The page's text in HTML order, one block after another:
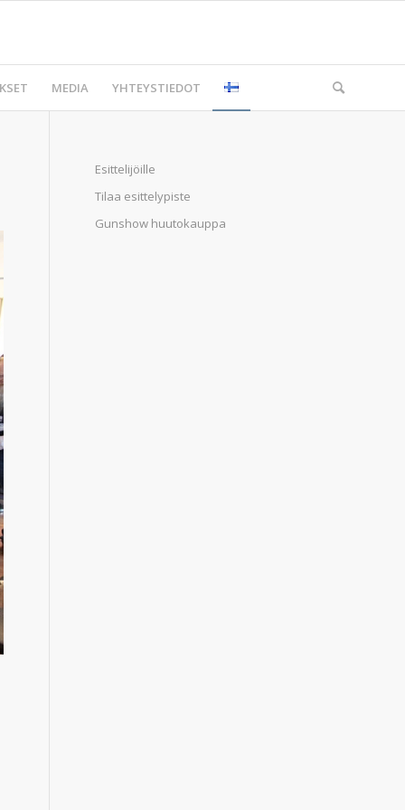
MEDIA YHTEYSTIEDOT
Esittelijöille
Tilaa esittelypiste
Gunshow huutokauppa